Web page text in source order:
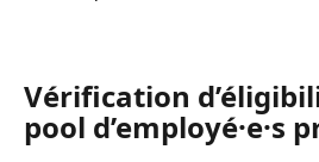
Vérification
pool d’employé⸱e⸱s